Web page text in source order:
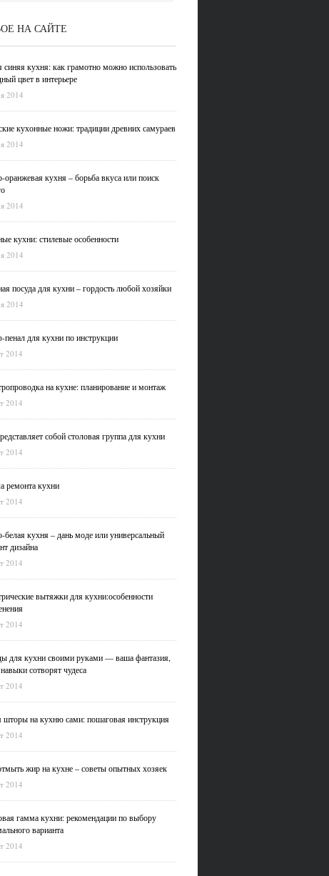
НА САЙТЕ
синяя кухня: как грамотно можно использовать
цвет в интерьере
2014
кухонные ножи: традиции древних самураев
2014
оранжевая кухня – борьба вкуса или поиск
2014
кухни: стилевые особенности
2014
посуда для кухни – гордость любой хозяйки
2014
для кухни по инструкции
2014
на кухне: планирование и монтаж
2014
собой столовая группа для кухни
2014
ремонта кухни
2014
белая кухня – дань моде или универсальный
дизайна
2014
вытяжки для кухни:особенности
2014
для кухни своими руками — ваша фантазия,
сотворят чудеса
2014
на кухню сами: пошаговая инструкция
2014
жир на кухне – советы опытных хозяек
2014
гамма кухни: рекомендации по выбору
варианта
2014